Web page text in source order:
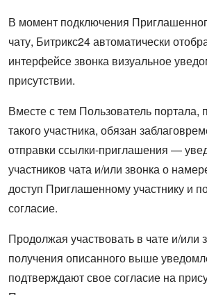
В момент подключения
чату, Битрикс24 автоматически
интерфейсе звонка визуальное
присутствии.
Вместе с тем Пользователь
такого участника, обязан
отправки ссылки-приглашения —
участников чата и/или звонка о
доступ Приглашенному участнику и
согласие.
Продолжая участвовать в чате и/или
получения описанного выше
подтверждают свое согласие на